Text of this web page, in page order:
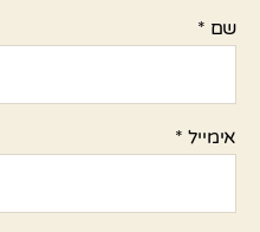
שם *
אימייל *